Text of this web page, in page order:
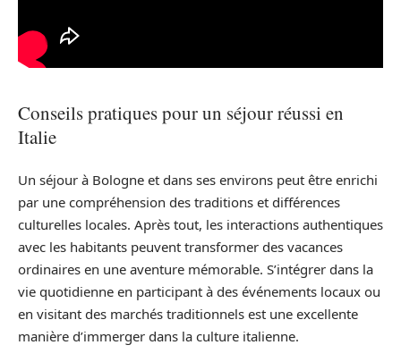
Conseils pratiques pour un séjour réussi en
Italie
Un séjour à Bologne et dans ses environs peut être enrichi
par une compréhension des traditions et différences
culturelles locales. Après tout, les interactions authentiques
avec les habitants peuvent transformer des vacances
ordinaires en une aventure mémorable. S’intégrer dans la
vie quotidienne en participant à des événements locaux ou
en visitant des marchés traditionnels est une excellente
manière d’immerger dans la culture italienne.